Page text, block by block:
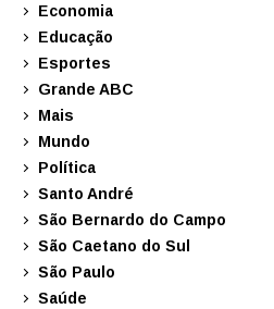
Economia
Educação
Esportes
Grande ABC
Mais
Mundo
Política
Santo André
São Bernardo do Campo
São Caetano do Sul
São Paulo
Saúde